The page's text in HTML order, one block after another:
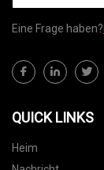
Eine Frage haben?
QUICK LINKS
Heim